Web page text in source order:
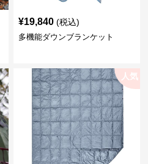
¥19,840 (税込)
多機能ダウンブランケット
人気